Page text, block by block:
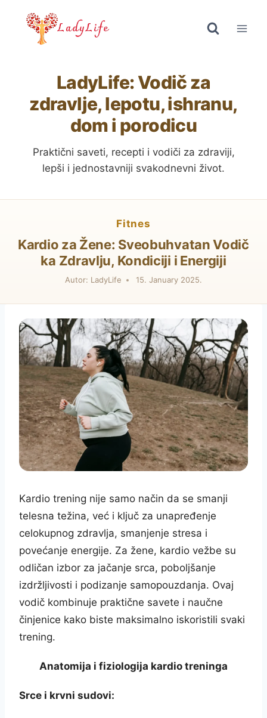
LadyLife: Vodič za
zdravlje, lepotu, ishranu,
dom i porodicu
Praktični saveti, recepti i vodiči za zdraviji,
lepši i jednostavniji svakodnevni život.
fitnes
Kardio za Žene: Sveobuhvatan Vodič
ka Zdravlju, Kondiciji i Energiji
Autor: LadyLife 15. January 2025.
Kardio trening nije samo način da se smanji
telesna težina, već i ključ za unapređenje
celokupnog zdravlja, smanjenje stresa i
povećanje energije. Za žene, kardio vežbe su
odličan izbor za jačanje srca, poboljšanje
izdržljivosti i podizanje samopouzdanja. Ovaj
vodič kombinuje praktične savete i naučne
činjenice kako biste maksimalno iskoristili svaki
trening.
Anatomija i fiziologija kardio treninga
Srce i krvni sudovi: